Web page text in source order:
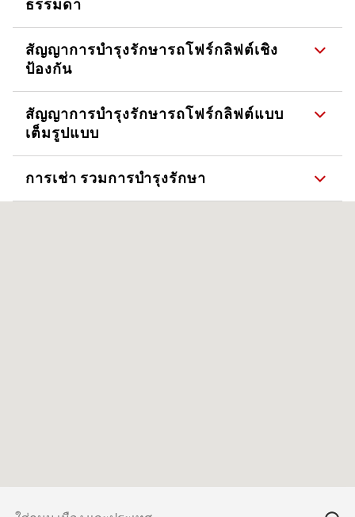
ธรรมดา
สัญญาการบำรุงรักษารถโฟร์กลิฟต์เชิง
ป้องกัน
สัญญาการบำรุงรักษารถโฟร์กลิฟต์แบบ
เต็มรูปแบบ
การเช่า รวมการบำรุงรักษา